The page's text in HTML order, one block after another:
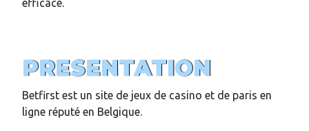
efficace.
PRESENTATION
Betfirst est un site de jeux de casino et de paris en
ligne réputé en Belgique.